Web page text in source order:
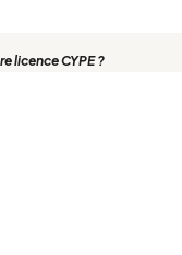
licence CYPE ?